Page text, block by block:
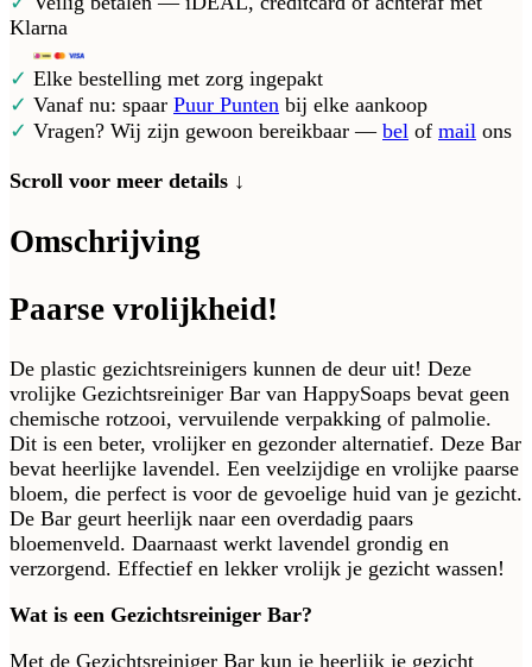
Klarna
✓ Elke bestelling met zorg ingepakt
✓ Vanaf nu: spaar Puur Punten bij elke aankoop
✓ Vragen? Wij zijn gewoon bereikbaar — bel of mail ons
Scroll voor meer details ↓
Omschrijving
Paarse vrolijkheid!
De plastic gezichtsreinigers kunnen de deur uit! Deze
vrolijke Gezichtsreiniger Bar van HappySoaps bevat geen
chemische rotzooi, vervuilende verpakking of palmolie.
Dit is een beter, vrolijker en gezonder alternatief. Deze Bar
bevat heerlijke lavendel. Een veelzijdige en vrolijke paarse
bloem, die perfect is voor de gevoelige huid van je gezicht.
De Bar geurt heerlijk naar een overdadig paars
bloemenveld. Daarnaast werkt lavendel grondig en
verzorgend. Effectief en lekker vrolijk je gezicht wassen!
Wat is een Gezichtsreiniger Bar?
Met de Gezichtsreiniger Bar kun je heerlijk je gezicht